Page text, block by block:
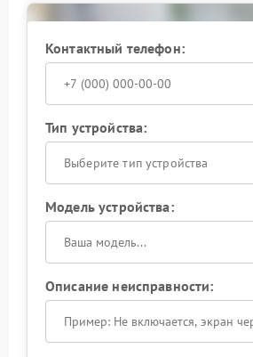
Контактный телефон:
Тип устройства:
Выберите тип устройства
Модель устройства:
Описание неисправности: